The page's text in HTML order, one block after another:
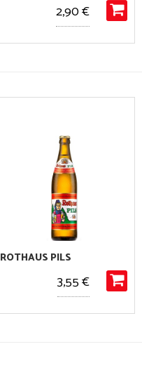
2,90 €
ROTHAUS PILS
3,55 €